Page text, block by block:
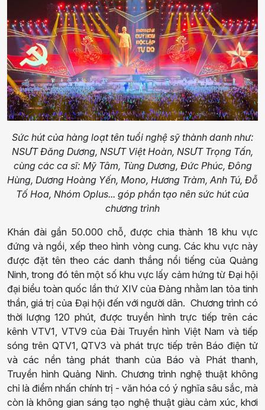
Sức hút của hàng loạt tên tuổi nghệ sỹ thành danh như:
NSƯT Đăng Dương, NSƯT Việt Hoàn, NSƯT Trọng Tấn,
cùng các ca sĩ: Mỹ Tâm, Tùng Dương, Đức Phúc, Đông
Hùng, Dương Hoàng Yến, Mono, Hương Tràm, Anh Tú, Đỗ
Tố Hoa, Nhóm Oplus... góp phần tạo nên sức hút của
chương trình
Khán đài gần 50.000 chỗ, được chia thành 18 khu vực
đứng và ngồi, xếp theo hình vòng cung. Các khu vực này
được đặt tên theo các danh thắng nổi tiếng của Quảng
Ninh, trong đó tên một số khu vực lấy cảm hứng từ Đại hội
đại biểu toàn quốc lần thứ XIV của Đảng nhằm lan tỏa tinh
thần, giá trị của Đại hội đến với người dân. Chương trình có
thời lượng 120 phút, được truyền hình trực tiếp trên các
kênh VTV1, VTV9 của Đài Truyền hình Việt Nam và tiếp
sóng trên QTV1, QTV3 và phát trực tiếp trên Báo điện tử
và các nền tảng phát thanh của Báo và Phát thanh,
Truyền hình Quảng Ninh. Chương trình nghệ thuật không
chỉ là điểm nhấn chính trị - văn hóa có ý nghĩa sâu sắc, mà
còn là không gian sáng tạo nghệ thuật giàu cảm xúc, khơi